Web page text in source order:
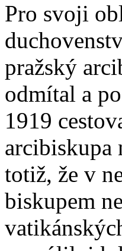
Pro svoji
pražský
odmítal a
1919
arcibiskupa
totiž, že v
biskupem